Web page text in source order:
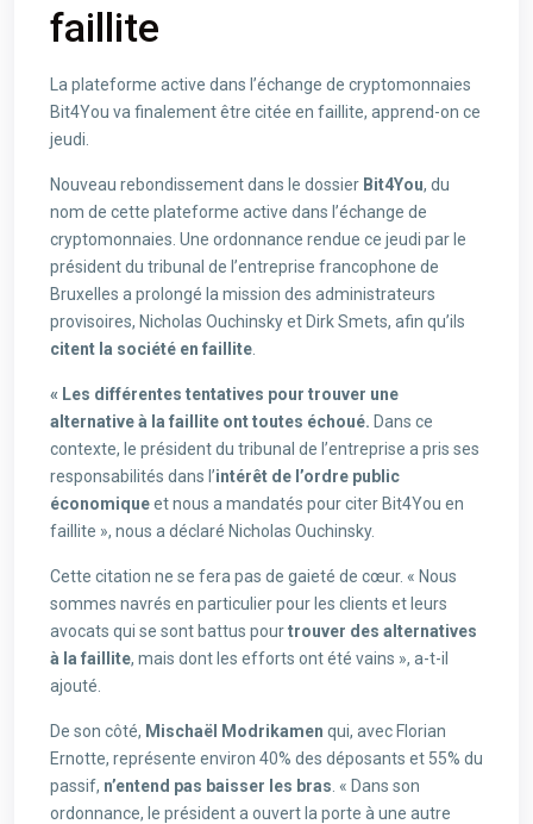
faillite
La plateforme active dans l’échange de cryptomonnaies
Bit4You va finalement être citée en faillite, apprend-on ce
jeudi.
Nouveau rebondissement dans le dossier Bit4You, du
nom de cette plateforme active dans l’échange de
cryptomonnaies. Une ordonnance rendue ce jeudi par le
président du tribunal de l’entreprise francophone de
Bruxelles a prolongé la mission des administrateurs
provisoires, Nicholas Ouchinsky et Dirk Smets, afin qu’ils
citent la société en faillite
« Les différentes tentatives pour trouver une
alternative à la faillite ont toutes échoué. Dans ce
contexte, le président du tribunal de l’entreprise a pris ses
responsabilités dans l’intérêt de l’ordre public
économiqueet nous a mandatés pour citer Bit4You en
faillite », nous a déclaré Nicholas Ouchinsky.
Cette citation ne se fera pas de gaieté de cœur. « Nous
sommes navrés en particulier pour les clients et leurs
avocats qui se sont battus pourtrouver des alternatives
à la faillite, mais dont les efforts ont été vains », a-t-il
ajouté.
De son côté, Mischaël Modrikamen qui, avec Florian
Ernotte, représente environ 40% des déposants et 55% du
passif, n’entend pas baisser les bras . « Dans son
ordonnance, le président a ouvert la porte à une autre